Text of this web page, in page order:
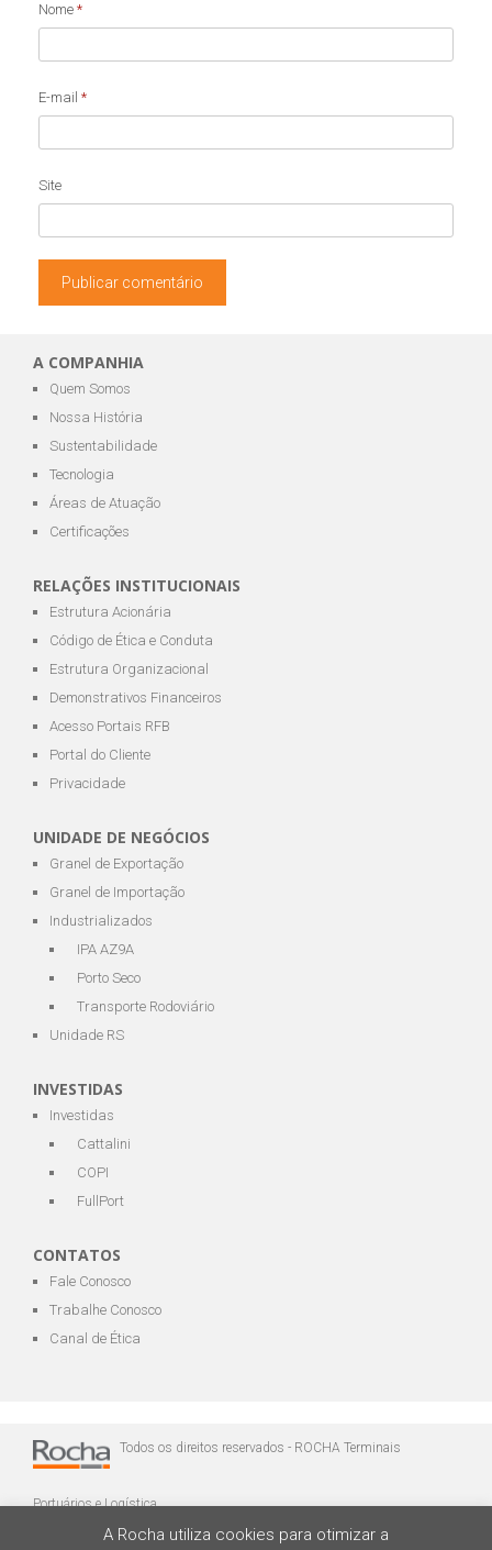
Nome *
E-mail *
Site
A COMPANHIA
Quem Somos
Nossa História
Sustentabilidade
Tecnologia
Áreas de Atuação
Certificações
RELAÇÕES INSTITUCIONAIS
Estrutura Acionária
Código de Ética e Conduta
Estrutura Organizacional
Demonstrativos Financeiros
Acesso Portais RFB
Portal do Cliente
Privacidade
UNIDADE DE NEGÓCIOS
Granel de Exportação
Granel de Importação
Industrializados
IPA AZ9A
Porto Seco
Transporte Rodoviário
Unidade RS
INVESTIDAS
Investidas
Cattalini
COPI
FullPort
CONTATOS
Fale Conosco
Trabalhe Conosco
Canal de Ética
Todos os direitos reservados - ROCHA Terminais
Portuários e Logística
A Rocha utiliza cookies para otimizar a